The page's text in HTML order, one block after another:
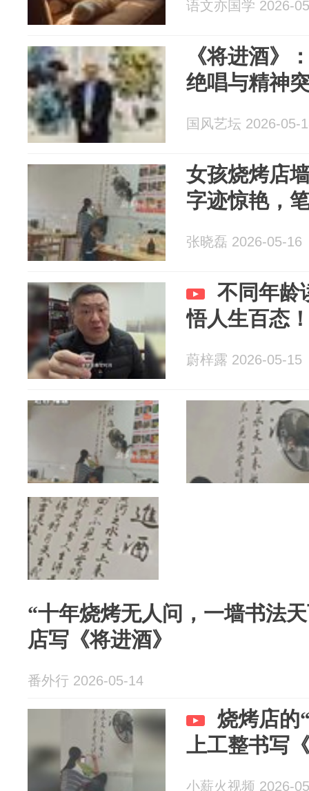
语文亦国学 2026-
《将进酒》
绝唱与精神
国风艺坛 2026-05-
女孩烧烤店
字迹惊艳，
张晓磊 2026-05-16
不同年龄
悟人生百态
蔚梓露 2026-05-15
“十年烧烤无人问，一墙书法
店写《将进酒》
番外行 2026-05-14
烧烤店的
上工整书写
小薪火视频 2026-